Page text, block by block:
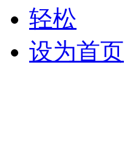
轻松
设为首页